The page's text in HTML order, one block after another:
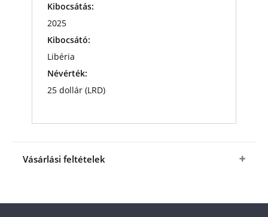
Kibocsátás:
2025
Kibocsátó:
Libéria
Névérték:
25 dollár (LRD)
Vásárlási feltételek
emlékérméta fenti kedvező áron (+ azÁSZF-ben